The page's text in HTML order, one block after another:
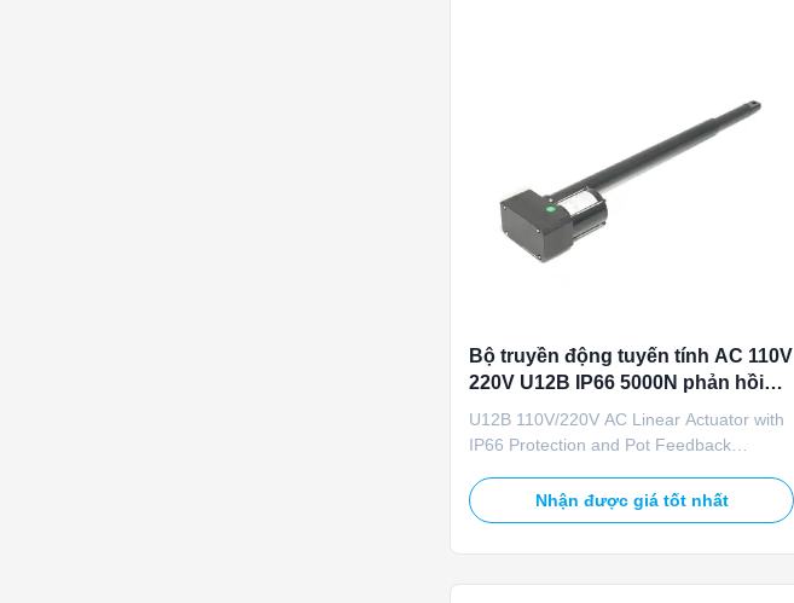
Bộ truyền động tuyến tính AC 110V
220V U12B IP66 5000N phản hồi
Pot cho cửa thông gió đầu vào
không khí chăn nuôi
U12B 110V/220V AC Linear Actuator with
IP66 Protection and Pot Feedback
ventilation systems, the U12B linear
actuator operates on both 110V and 220V
Nhận được giá tốt nhất